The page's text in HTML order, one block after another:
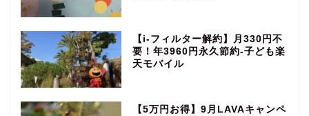
【i-フィルター解約】月330円不
要！年3960円永久節約‐子ども楽
天モバイル
【5万円お得】9月LAVAキャンペ